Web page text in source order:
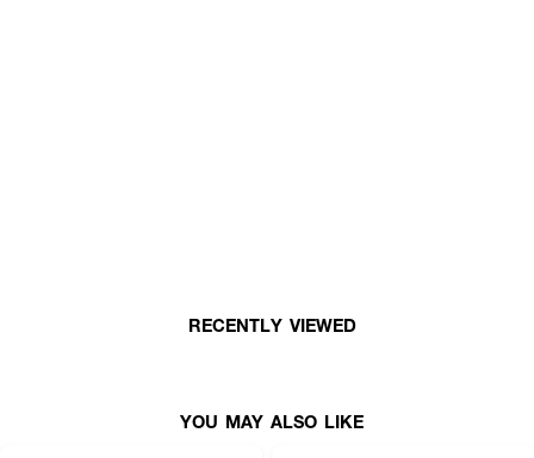
RECENTLY VIEWED
YOU MAY ALSO LIKE